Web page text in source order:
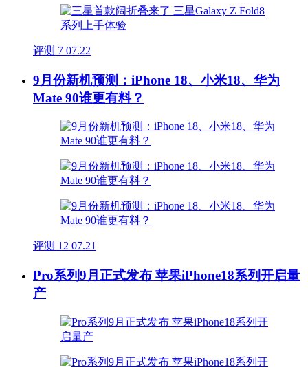
评测 7 07.22
9月份新机预测：iPhone 18、小米18、华为
Mate 90谁更有料？
评测 12 07.21
Pro系列9月正式发布 苹果iPhone18系列开启量
产